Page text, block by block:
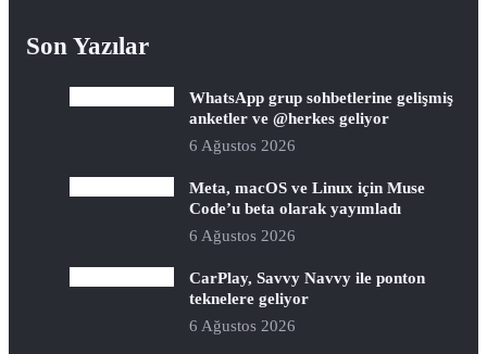
Son Yazılar
WhatsApp grup sohbetlerine gelişmiş
anketler ve @herkes geliyor
6 Ağustos 2026
Meta, macOS ve Linux için Muse
Code’u beta olarak yayımladı
6 Ağustos 2026
CarPlay, Savvy Navvy ile ponton
teknelere geliyor
6 Ağustos 2026